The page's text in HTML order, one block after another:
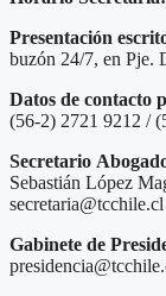
Presentación
buzón 24/7, en Pje.
Datos de contacto
(56-2) 2721 9212 /
Secretario
Sebastián López
secretaria@tcchile.cl
Gabinete de